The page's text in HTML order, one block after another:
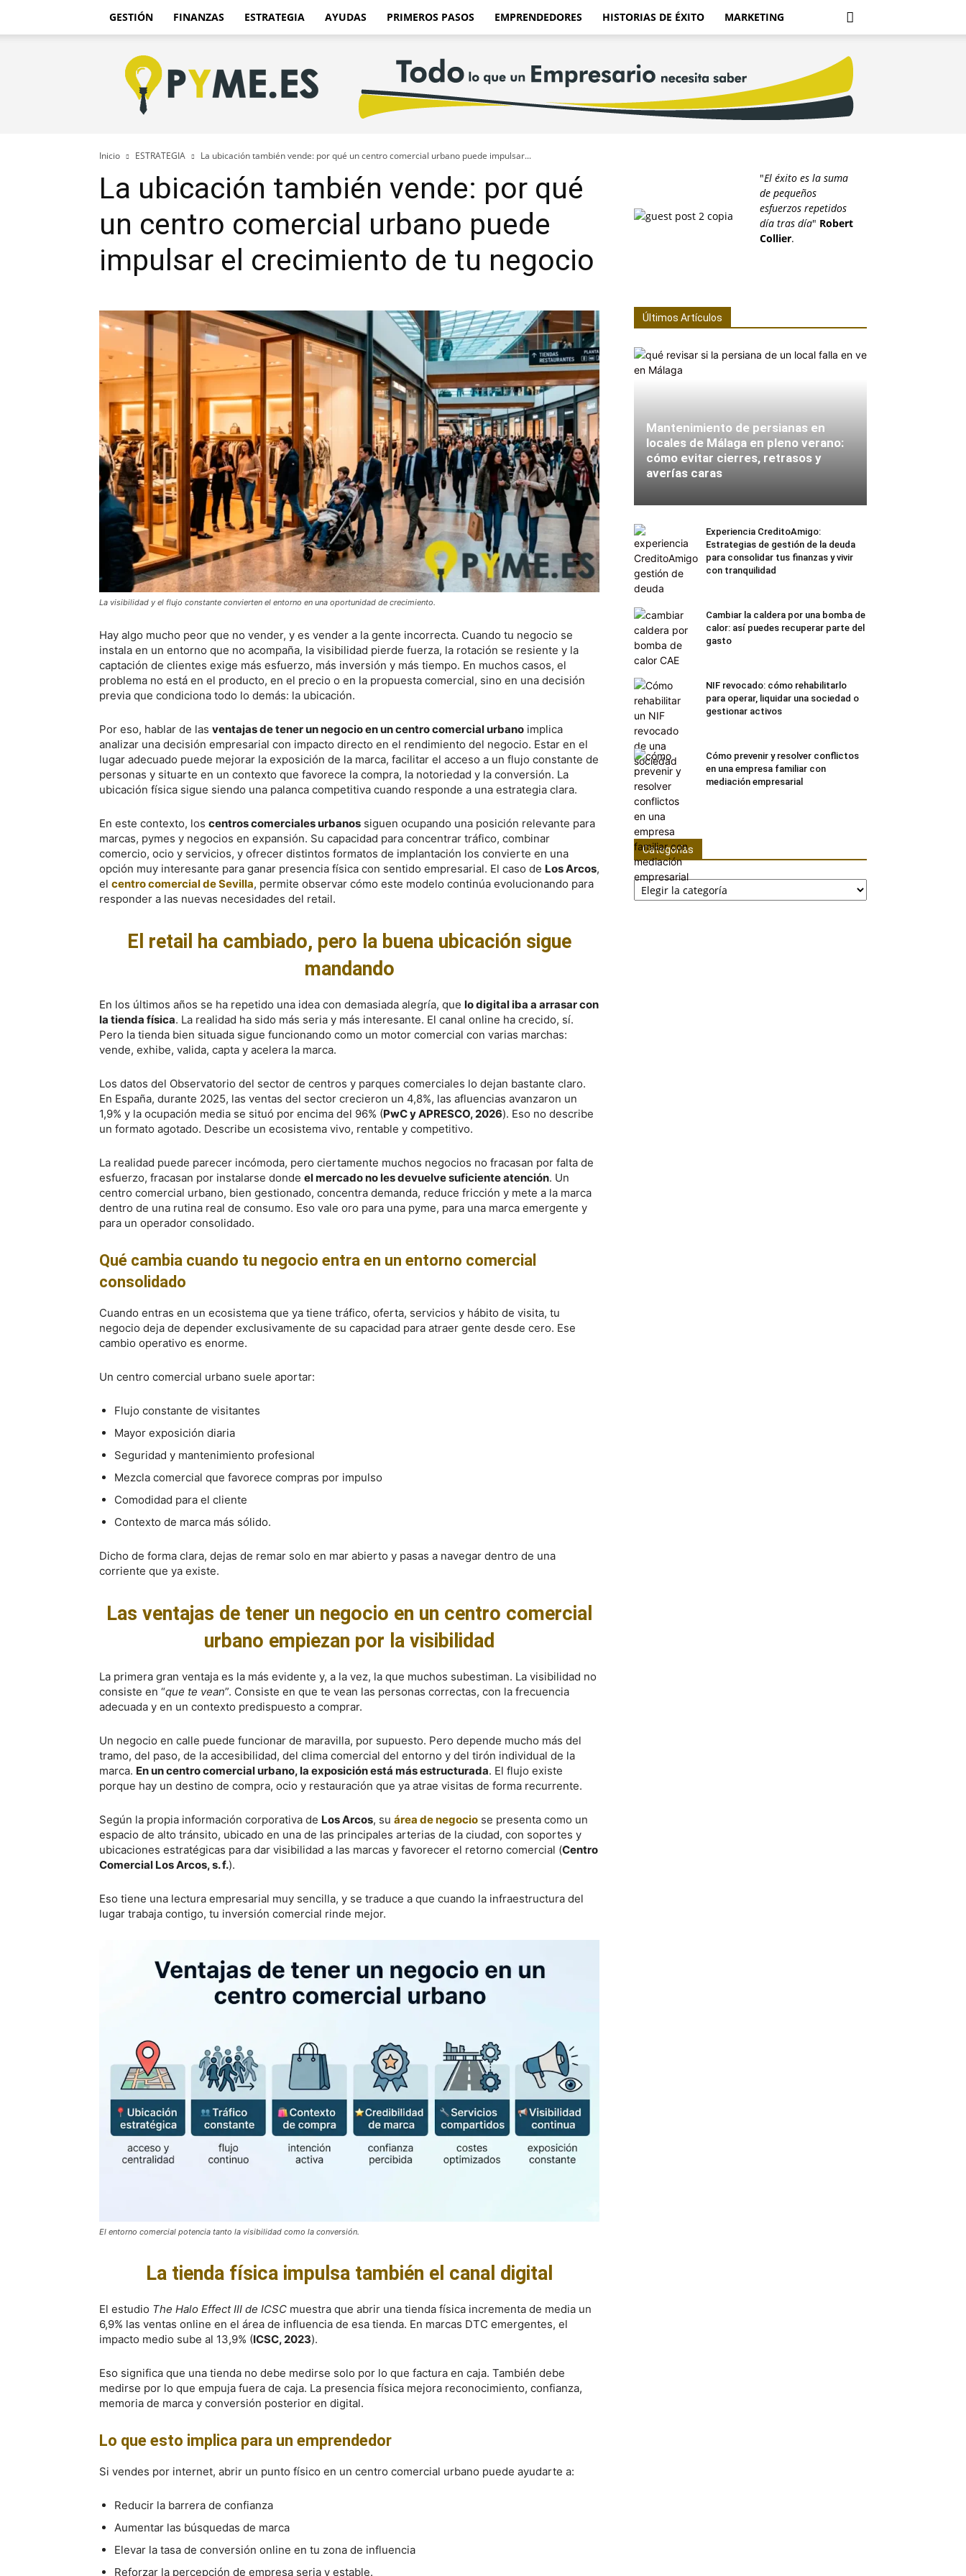
GESTIÓN FINANZAS ESTRATEGIA AYUDAS PRIMEROS PASOS EMPRENDEDORES HISTORIAS DE ÉXITO MARKETING
Pyme.es
–
Portal
PYME
de
Inicio ESTRATEGIA La ubicación también vende: por qué un centro comercial urbano puede impulsar...
La ubicación también vende: por qué
un centro comercial urbano puede
impulsar el crecimiento de tu negocio
La visibilidad y el flujo constante convierten el entorno en una oportunidad de crecimiento.
Hay algo mucho peor que no vender, y es vender a la gente incorrecta. Cuando tu negocio se
instala en un entorno que no acompaña, la visibilidad pierde fuerza, la rotación se resiente y la
captación de clientes exige más esfuerzo, más inversión y más tiempo. En muchos casos, el
problema no está en el producto, en el precio o en la propuesta comercial, sino en una decisión
previa que condiciona todo lo demás: la ubicación.
Por eso, hablar de las ventajas de tener un negocio en un centro comercial urbano implica
analizar una decisión empresarial con impacto directo en el rendimiento del negocio. Estar en el
lugar adecuado puede mejorar la exposición de la marca, facilitar el acceso a un flujo constante de
personas y situarte en un contexto que favorece la compra, la notoriedad y la conversión. La
ubicación física sigue siendo una palanca competitiva cuando responde a una estrategia clara.
En este contexto, los centros comerciales urbanos siguen ocupando una posición relevante para
marcas, pymes y negocios en expansión. Su capacidad para concentrar tráfico, combinar
comercio, ocio y servicios, y ofrecer distintos formatos de implantación los convierte en una
opción muy interesante para ganar presencia física con sentido empresarial. El caso de Los Arcos,
el centro comercial de Sevilla, permite observar cómo este modelo continúa evolucionando para
responder a las nuevas necesidades del retail.
El retail ha cambiado, pero la buena ubicación sigue
mandando
En los últimos años se ha repetido una idea con demasiada alegría, que lo digital iba a arrasar con
la tienda física. La realidad ha sido más seria y más interesante. El canal online ha crecido, sí.
Pero la tienda bien situada sigue funcionando como un motor comercial con varias marchas:
vende, exhibe, valida, capta y acelera la marca.
Los datos del Observatorio del sector de centros y parques comerciales lo dejan bastante claro.
En España, durante 2025, las ventas del sector crecieron un 4,8%, las afluencias avanzaron un
1,9% y la ocupación media se situó por encima del 96% (PwC y APRESCO, 2026). Eso no describe
un formato agotado. Describe un ecosistema vivo, rentable y competitivo.
La realidad puede parecer incómoda, pero ciertamente muchos negocios no fracasan por falta de
esfuerzo, fracasan por instalarse donde el mercado no les devuelve suficiente atención. Un
centro comercial urbano, bien gestionado, concentra demanda, reduce fricción y mete a la marca
dentro de una rutina real de consumo. Eso vale oro para una pyme, para una marca emergente y
para un operador consolidado.
Qué cambia cuando tu negocio entra en un entorno comercial
consolidado
Cuando entras en un ecosistema que ya tiene tráfico, oferta, servicios y hábito de visita, tu
negocio deja de depender exclusivamente de su capacidad para atraer gente desde cero. Ese
cambio operativo es enorme.
Un centro comercial urbano suele aportar:
Flujo constante de visitantes
Mayor exposición diaria
Seguridad y mantenimiento profesional
Mezcla comercial que favorece compras por impulso
Comodidad para el cliente
Contexto de marca más sólido.
Dicho de forma clara, dejas de remar solo en mar abierto y pasas a navegar dentro de una
corriente que ya existe.
Las ventajas de tener un negocio en un centro comercial
urbano empiezan por la visibilidad
La primera gran ventaja es la más evidente y, a la vez, la que muchos subestiman. La visibilidad no
consiste en “que te vean”. Consiste en que te vean las personas correctas, con la frecuencia
adecuada y en un contexto predispuesto a comprar.
Un negocio en calle puede funcionar de maravilla, por supuesto. Pero depende mucho más del
tramo, del paso, de la accesibilidad, del clima comercial del entorno y del tirón individual de la
marca. En un centro comercial urbano, la exposición está más estructurada. El flujo existe
porque hay un destino de compra, ocio y restauración que ya atrae visitas de forma recurrente.
Según la propia información corporativa de Los Arcos, su área de negocio se presenta como un
espacio de alto tránsito, ubicado en una de las principales arterias de la ciudad, con soportes y
ubicaciones estratégicas para dar visibilidad a las marcas y favorecer el retorno comercial (Centro
Comercial Los Arcos, s. f.).
Eso tiene una lectura empresarial muy sencilla, y se traduce a que cuando la infraestructura del
lugar trabaja contigo, tu inversión comercial rinde mejor.
El entorno comercial potencia tanto la visibilidad como la conversión.
La tienda física impulsa también el canal digital
El estudio The Halo Effect III de ICSC muestra que abrir una tienda física incrementa de media un
6,9% las ventas online en el área de influencia de esa tienda. En marcas DTC emergentes, el
impacto medio sube al 13,9% (ICSC, 2023).
Eso significa que una tienda no debe medirse solo por lo que factura en caja. También debe
medirse por lo que empuja fuera de caja. La presencia física mejora reconocimiento, confianza,
memoria de marca y conversión posterior en digital.
Lo que esto implica para un emprendedor
Si vendes por internet, abrir un punto físico en un centro comercial urbano puede ayudarte a:
Reducir la barrera de confianza
Aumentar las búsquedas de marca
Elevar la tasa de conversión online en tu zona de influencia
Reforzar la percepción de empresa seria y estable.
"El éxito es la suma
de pequeños
esfuerzos repetidos
día tras día" Robert
Collier.
Últimos Artículos
Mantenimiento de persianas en
locales de Málaga en pleno verano:
cómo evitar cierres, retrasos y
averías caras
Experiencia CreditoAmigo:
Estrategias de gestión de la deuda
para consolidar tus finanzas y vivir
con tranquilidad
Cambiar la caldera por una bomba de
calor: así puedes recuperar parte del
gasto
NIF revocado: cómo rehabilitarlo
para operar, liquidar una sociedad o
gestionar activos
Cómo prevenir y resolver conflictos
en una empresa familiar con
mediación empresarial
Categorías
Categorías